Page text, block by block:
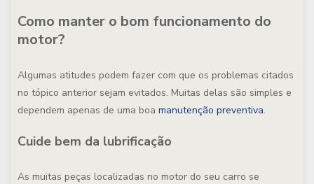
Como manter o bom funcionamento do
motor?
Algumas atitudes podem fazer com que os problemas citados
no tópico anterior sejam evitados. Muitas delas são simples e
dependem apenas de uma boa manutenção preventiva.
Cuide bem da lubrificação
As muitas peças localizadas no motor do seu carro se